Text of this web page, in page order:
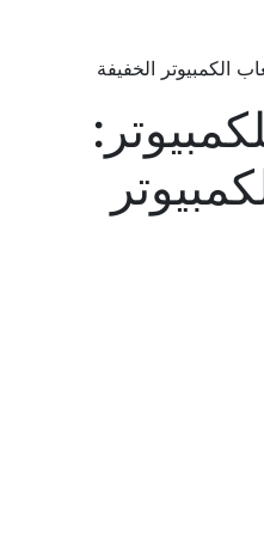
الكمبيوتر الخفيفة